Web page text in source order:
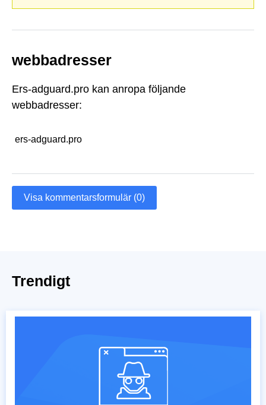
webbadresser
Ers-adguard.pro kan anropa följande
webbadresser:
ers-adguard.pro
Visa kommentarsformulär (0)
Trendigt